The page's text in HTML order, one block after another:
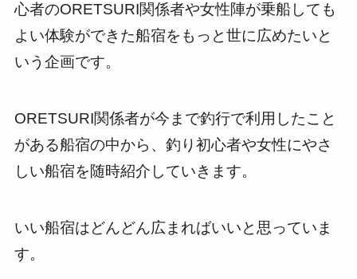
心者のORETSURI関係者や女性陣が乗船しても
よい体験ができた船宿をもっと世に広めたいと
いう企画です。
ORETSURI関係者が今まで釣行で利用したこと
がある船宿の中から、釣り初心者や女性にやさ
しい船宿を随時紹介していきます。
いい船宿はどんどん広まればいいと思っていま
す。